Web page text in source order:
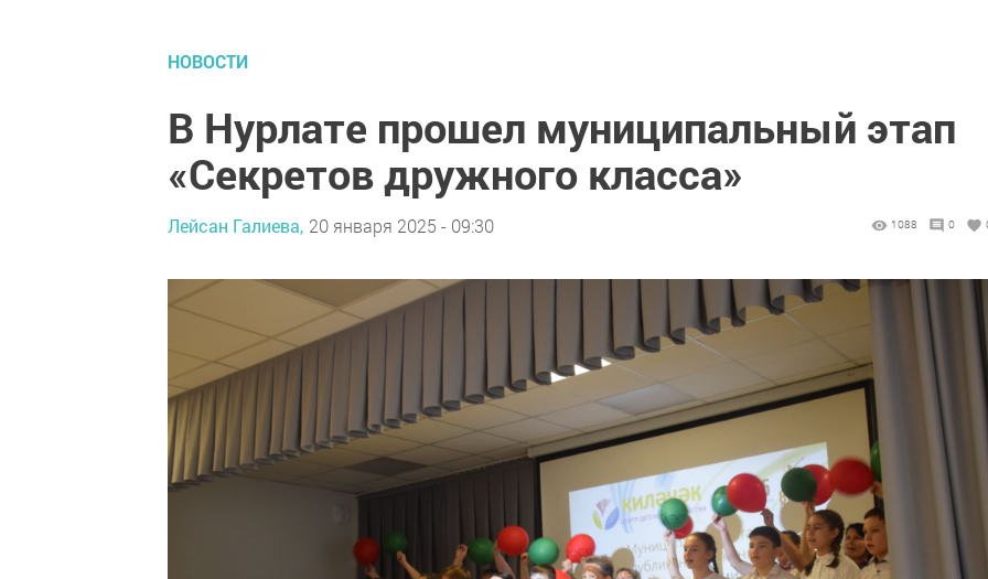
НОВОСТИ
В Нурлате прошел муниципальный этап
«Секретов дружного класса»
Лейсан Галиева, 20 января 2025 - 09:30 1088 0